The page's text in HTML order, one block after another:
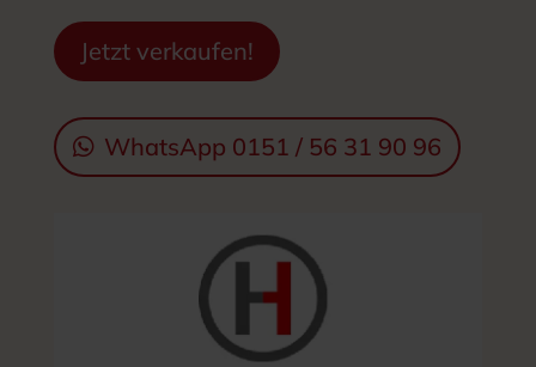
Jetzt verkaufen!
WhatsApp 0151 / 56 31 90 96